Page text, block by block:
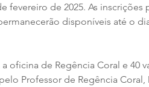
fevereiro de 2025. As inscrições
disponíveis até o
oficina de Regência Coral e 40
Professor de Regência